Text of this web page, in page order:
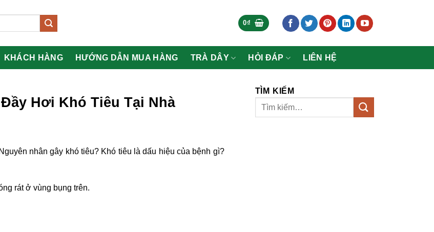
0₫
KHÁCH HÀNG HƯỚNG DẪN MUA HÀNG TRÀ DÂY HỎI ĐÁP LIÊN HỆ
Hơi Khó Tiêu Tại Nhà
nhân gây khó tiêu? Khó tiêu là dấu hiệu của bệnh gì?
rát ở vùng bụng trên.
TÌM KIẾM